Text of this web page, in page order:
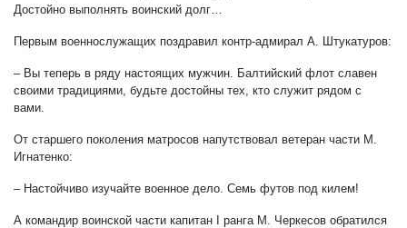
Достойно выполнять воинский долг…
Первым военнослужащих поздравил контр-адмирал А. Штукатуров:
– Вы теперь в ряду настоящих мужчин. Балтийский флот славен
своими традициями, будьте достойны тех, кто служит рядом с
вами.
От старшего поколения матросов напутствовал ветеран части М.
Игнатенко:
– Настойчиво изучайте военное дело. Семь футов под килем!
А командир воинской части капитан I ранга М. Черкесов обратился